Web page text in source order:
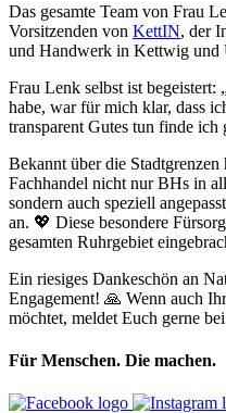
Das gesamte Team von Frau
Vorsitzenden von KettIN, der
und Handwerk in Kettwig und
Frau Lenk selbst ist
habe, war für mich klar, dass
transparent Gutes tun finde ich
Bekannt über die
Fachhandel nicht nur BHs in
sondern auch speziell
an. 💖 Diese besondere
gesamten Ruhrgebiet
Ein riesiges Dankeschön an
Engagement! 🙏 Wenn auch
möchtet, meldet Euch gerne
Für Menschen. Die machen.